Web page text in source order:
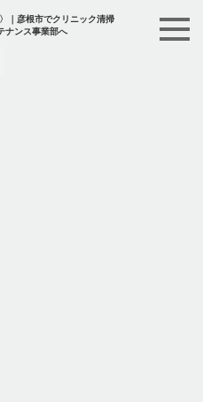
彦根市でクリニック清掃
ナンス事業部へ